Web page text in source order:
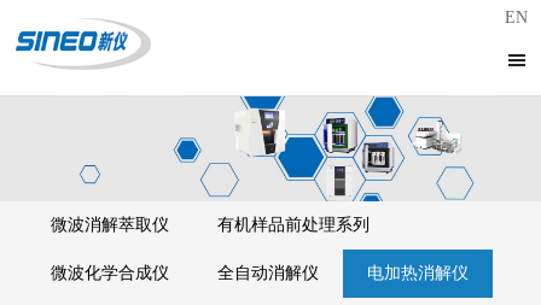
EN
微波消解萃取仪 有机样品前处理系列
微波化学合成仪 全自动消解仪 电加热消解仪